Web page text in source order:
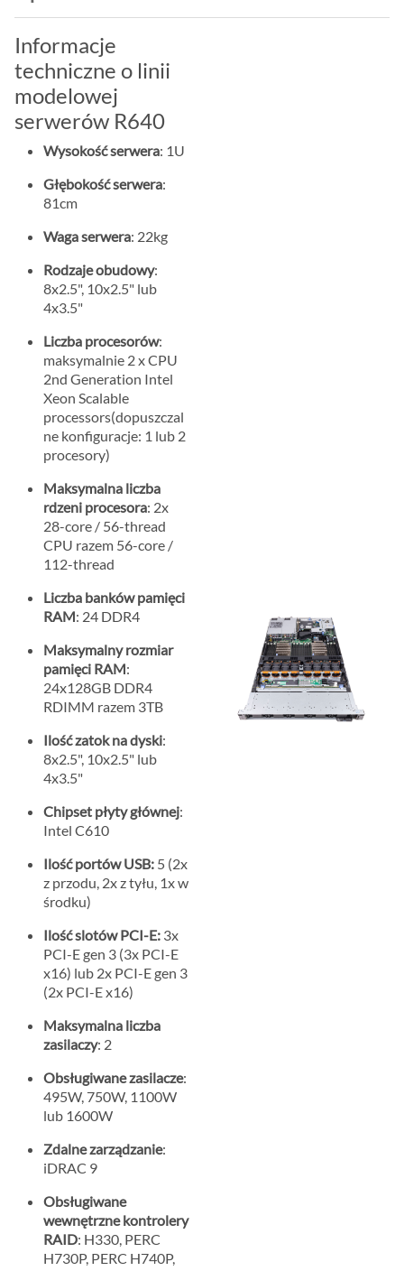
Informacje
techniczne o linii
modelowej
serwerów R640
Wysokość serwera: 1U
Głębokość serwera:
81cm
Waga serwera: 22kg
Rodzaje obudowy:
8x2.5", 10x2.5" lub
4x3.5"
Liczba procesorów:
maksymalnie 2 x CPU
2nd Generation Intel
Xeon Scalable
processors(dopuszczal
ne konfiguracje: 1 lub 2
procesory)
Maksymalna liczba
rdzeni procesora: 2x
28-core / 56-thread
CPU razem 56-core /
112-thread
Liczba banków pamięci
RAM: 24 DDR4
Maksymalny rozmiar
pamięci RAM:
24x128GB DDR4
RDIMM razem 3TB
Ilość zatok na dyski:
8x2.5", 10x2.5" lub
4x3.5"
Chipset płyty głównej:
Intel C610
Ilość portów USB: 5 (2x
z przodu, 2x z tyłu, 1x w
środku)
Ilość slotów PCI-E: 3x
PCI-E gen 3 (3x PCI-E
x16) lub 2x PCI-E gen 3
(2x PCI-E x16)
Maksymalna liczba
zasilaczy: 2
Obsługiwane zasilacze:
495W, 750W, 1100W
lub 1600W
Zdalne zarządzanie:
iDRAC 9
Obsługiwane
wewnętrzne kontrolery
RAID: H330, PERC
H730P, PERC H740P,